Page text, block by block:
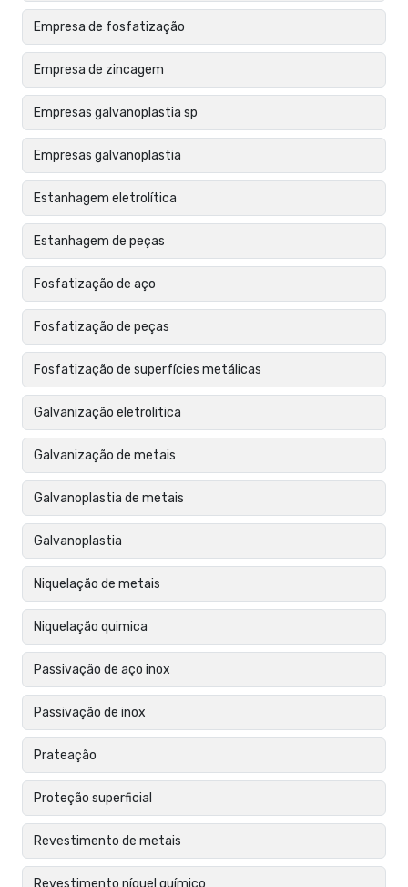
Empresa de fosfatização
Empresa de zincagem
Empresas galvanoplastia sp
Empresas galvanoplastia
Estanhagem eletrolítica
Estanhagem de peças
Fosfatização de aço
Fosfatização de peças
Fosfatização de superfícies metálicas
Galvanização eletrolitica
Galvanização de metais
Galvanoplastia de metais
Galvanoplastia
Niquelação de metais
Niquelação quimica
Passivação de aço inox
Passivação de inox
Prateação
Proteção superficial
Revestimento de metais